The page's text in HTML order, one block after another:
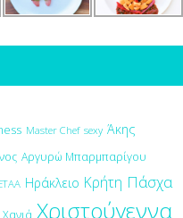
Master Chef sexy Άκης
Αργυρώ Μπαρμπαρίγου
Ηράκλειο Κρήτη Πάσχα
Χανιά Χριστούγεννα